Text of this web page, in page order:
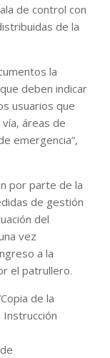
de control con
de la
la
deben indicar
usuarios que
áreas de
emergencia”,
por parte de la
de gestión
del
vez
a la
el patrullero.
de la
Instrucción